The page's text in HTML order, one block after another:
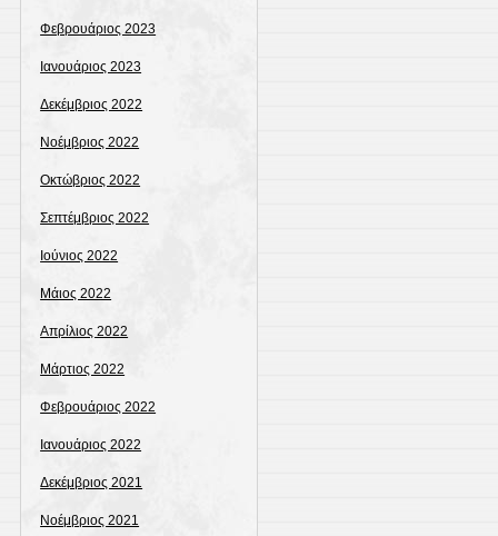
Φεβρουάριος 2023
Ιανουάριος 2023
Δεκέμβριος 2022
Νοέμβριος 2022
Οκτώβριος 2022
Σεπτέμβριος 2022
Ιούνιος 2022
Μάιος 2022
Απρίλιος 2022
Μάρτιος 2022
Φεβρουάριος 2022
Ιανουάριος 2022
Δεκέμβριος 2021
Νοέμβριος 2021